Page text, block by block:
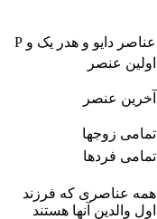
عناصر دایو و هدر یک و P
اولین عنصر
آخرین عنصر
تمامی زوجها
تمامی فردها
همه عناصری که فرزند
اول والدین آنها هستند